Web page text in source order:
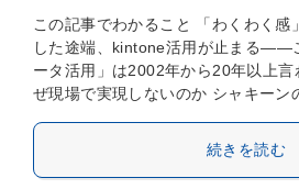
この記事でわかること 「わくわく感
した途端、kintone活用が止まる——
ータ活用」は2002年から20年以上
ぜ現場で実現しないのか シャキー
続きを読む